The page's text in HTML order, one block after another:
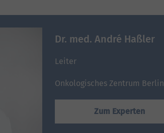
Dr. med. André Haßler
Leiter
Onkologisches Zentrum Berlin
Zum Experten